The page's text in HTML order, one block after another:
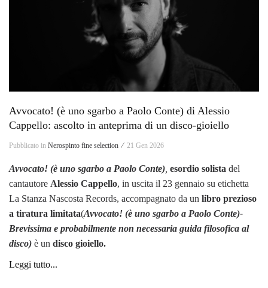
Avvocato! (è uno sgarbo a Paolo Conte) di Alessio
Cappello: ascolto in anteprima di un disco-gioiello
Pubblicato in Nerospinto fine selection ⁄ 21 Gen 2026
Avvocato! (è uno sgarbo a Paolo Conte) esordio solista del
cantautore Alessio Cappello, in uscita il 23 gennaio su etichetta
La Stanza Nascosta Records, accompagnato da un libro prezioso
a tiratura limitata(Avvocato! (è uno sgarbo a Paolo Conte)-
Brevissima e probabilmente non necessaria guida filosofica al
disco) è un disco gioiello.
Leggi tutto...